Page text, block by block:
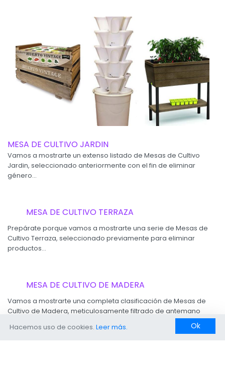
MESA DE CULTIVO JARDIN
Vamos a mostrarte un extenso listado de Mesas de Cultivo
Jardin, seleccionado anteriormente con el fin de eliminar
género...
Hacemos uso de cookies. Leer más. Ok